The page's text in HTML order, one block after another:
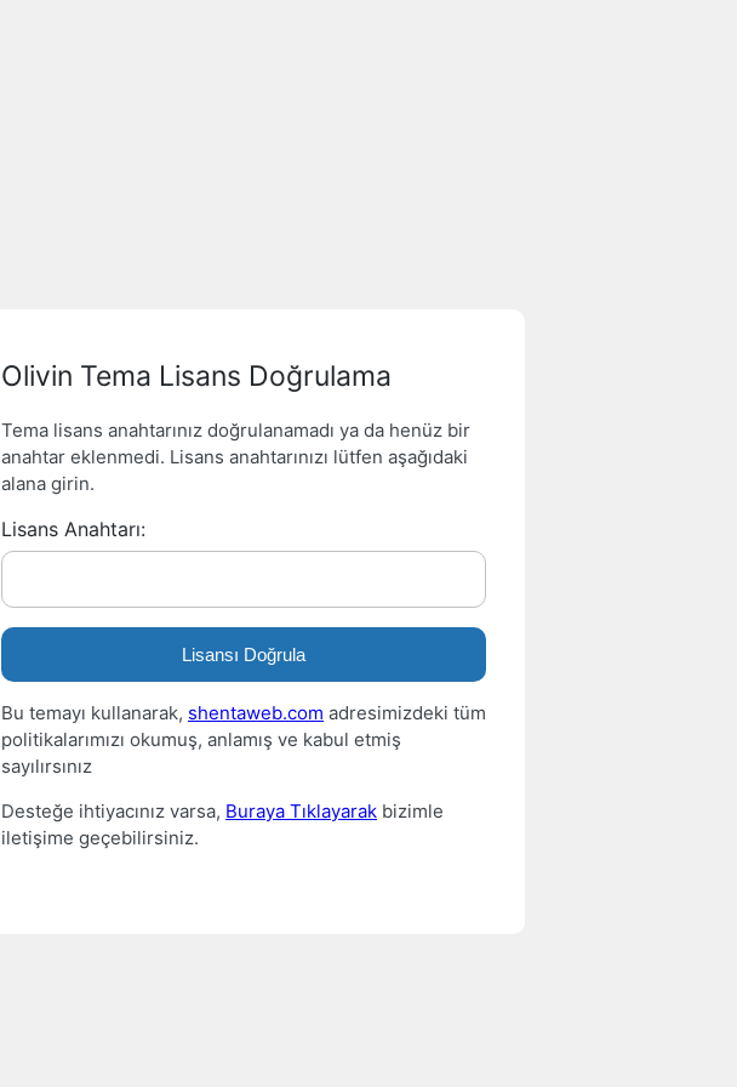
Olivin Tema Lisans Doğrulama
Tema lisans anahtarınız doğrulanamadı ya da henüz bir
anahtar eklenmedi. Lisans anahtarınızı lütfen aşağıdaki
alana girin.
Lisans Anahtarı:
Lisansı Doğrula
Bu temayı kullanarak, shentaweb.com adresimizdeki tüm
politikalarımızı okumuş, anlamış ve kabul etmiş
sayılırsınız
Desteğe ihtiyacınız varsa, Buraya Tıklayarak bizimle
iletişime geçebilirsiniz.